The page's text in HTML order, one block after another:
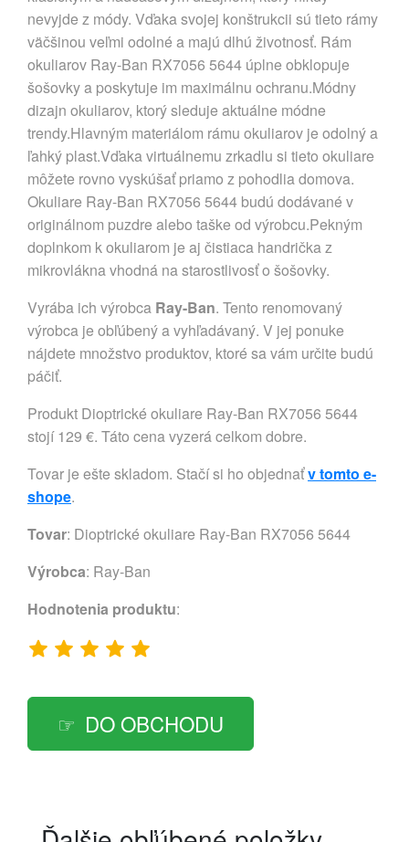
nevyjde z módy. Vďaka svojej konštrukcii sú tieto rámy
väčšinou veľmi odolné a majú dlhú životnosť. Rám
okuliarov Ray-Ban RX7056 5644 úplne obklopuje
šošovky a poskytuje im maximálnu ochranu.Módny
dizajn okuliarov, ktorý sleduje aktuálne módne
trendy.Hlavným materiálom rámu okuliarov je odolný a
ľahký plast.Vďaka virtuálnemu zrkadlu si tieto okuliare
môžete rovno vyskúšať priamo z pohodlia domova.
Okuliare Ray-Ban RX7056 5644 budú dodávané v
originálnom puzdre alebo taške od výrobcu.Pekným
doplnkom k okuliarom je aj čistiaca handrička z
mikrovlákna vhodná na starostlivosť o šošovky.
Vyrába ich výrobca Ray-Ban. Tento renomovaný
výrobca je obľúbený a vyhľadávaný. V jej ponuke
nájdete množstvo produktov, ktoré sa vám určite budú
páčiť.
Produkt Dioptrické okuliare Ray-Ban RX7056 5644
stojí 129 €. Táto cena vyzerá celkom dobre.
Tovar je ešte skladom. Stačí si ho objednaťv tomto e-
shope.
Tovar: Dioptrické okuliare Ray-Ban RX7056 5644
Výrobca: Ray-Ban
Hodnotenia produktu:
DO OBCHODU